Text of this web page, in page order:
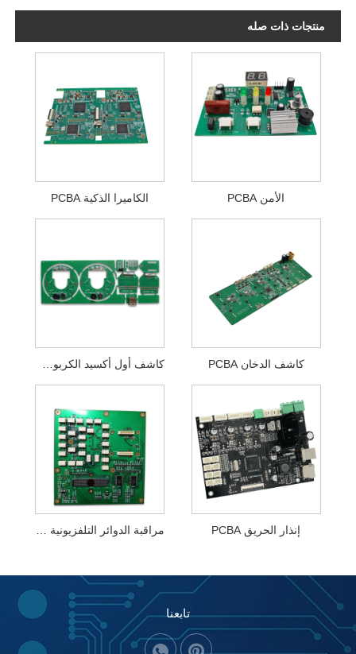
منتجات ذات صله
الكاميرا الذكية PCBA الأمن PCBA
كاشف أول أكسيد الكربون PCBA كاشف الدخان PCBA
مراقبة الدوائر التلفزيونية المغلقة PCBA إنذار الحريق PCBA
تابعنا